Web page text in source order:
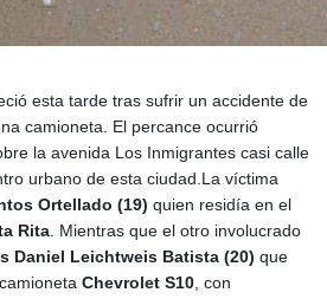
esta tarde tras sufrir un accidente de
camioneta. El percance ocurrió
la avenida Los Inmigrantes casi calle
urbano de esta ciudad.La víctima
Ortellado (19) quien residía en el
Rita. Mientras que el otro involucrado
Daniel Leichtweis Batista (20)que
Chevrolet S10, con